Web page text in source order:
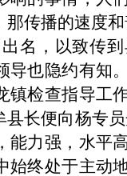
传播的速度
名，以致传
导也隐约有知
镇检查指导工
长便向杨专
能力强，水平
始终处于主动